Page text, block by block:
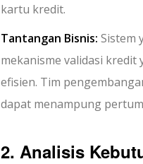
kartu kredit.
Tantangan Bisnis: Sistem
mekanisme validasi
efisien. Tim
dapat menampung
2. Analisis